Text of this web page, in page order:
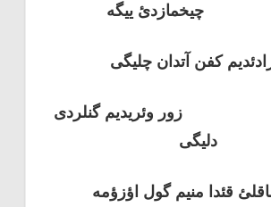
چیخمازدئ ییگه
کفن آتدان چلیگی
زور وئریدیم گنلردی
دلیگی
قئدا منیم گول اؤزؤمه